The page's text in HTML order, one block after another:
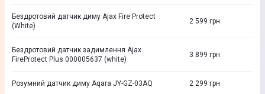
Бездротовий датчик диму Ajax Fire Protect
(White)
2 599 грн
Бездротовий датчик задимлення Ajax
FireProtect Plus 000005637 (white)
3 899 грн
Розумний датчик диму Aqara JY-GZ-03AQ 2 299 грн